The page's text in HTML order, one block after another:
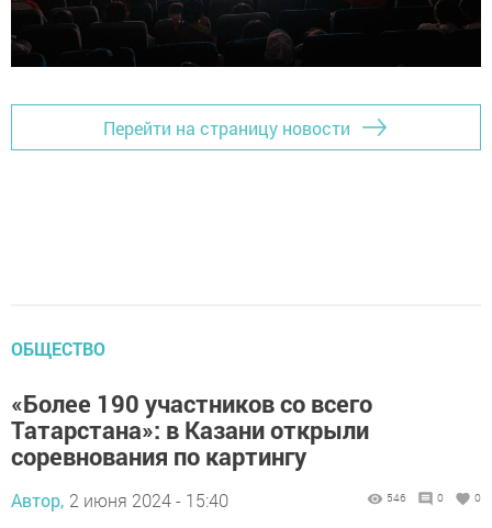
Перейти на страницу новости
ОБЩЕСТВО
«Более 190 участников со всего
Татарстана»: в Казани открыли
соревнования по картингу
Автор, 2 июня 2024 - 15:40 546 0 0